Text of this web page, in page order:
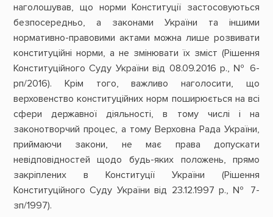
наголошував, що норми Конституції застосовуються
безпосередньо, а законами України та іншими
нормативно-правовими актами можна лише розвивати
конституційні норми, а не змінювати їх зміст (Рішення
Конституційного Суду України від 08.09.2016 р., № 6-
рп/2016). Крім того, важливо наголосити, що
верховенство конституційних норм поширюється на всі
сфери державної діяльності, в тому числі і на
законотворчий процес, а тому Верховна Рада України,
приймаючи закони, не має права допускати
невідповідностей щодо будь-яких положень, прямо
закріплених в Конституції України (Рішення
Конституційного Суду України від 23.12.1997 р., № 7-
зп/1997).